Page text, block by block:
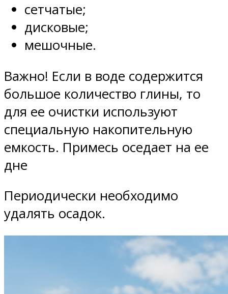
сетчатые;
дисковые;
мешочные.
Важно! Если в воде содержится
большое количество глины, то
для ее очистки используют
специальную накопительную
емкость. Примесь оседает на ее
дне
Периодически необходимо
удалять осадок.